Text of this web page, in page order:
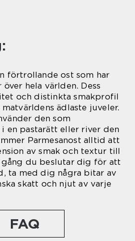
förtrollande ost som har
hela världen. Dess
och distinkta smakprofil
ädlaste juveler.
den som
en pastarätt eller river den
Parmesanost alltid att
av smak och textur till
gång du beslutar dig för att
ta med dig några bitar av
skatt och njut av varje
FAQ